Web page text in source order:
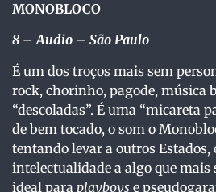
MONOBLOCO
8 – Audio – São Paulo
É um dos troços mais sem
rock, chorinho, pagode, música
“descoladas”. É uma “micareta
de bem tocado, o som o
tentando levar a outros Estados,
intelectualidade a algo que mais
ideal para playboys e